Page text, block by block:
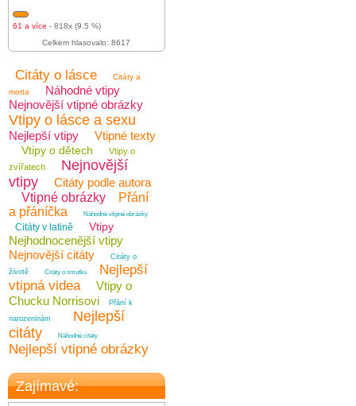
61 a více - 818x (9.5 %)
Celkem hlasovalo: 8617
Citáty o lásce
Citáty a
motta
Náhodné vtipy
Nejnovější vtipné obrázky
Vtipy o lásce a sexu
Nejlepší vtipy Vtipné texty
Vtipy o dětech
Vtipy o
zvířatech
Nejnovější
vtipy
Citáty podle autora
Vtipné obrázky
Přání
a přáníčka
Náhodné vtipné obrázky
Citáty v latině Vtipy
Nejhodnocenější vtipy
Nejnovější citáty
Citáty o
životě
Citáty o smutku
Nejlepší
vtipná videa
Vtipy o
Chucku Norrisovi
Přání k
narozeninám
Nejlepší
citáty
Náhodné citáty
Nejlepší vtipné obrázky
Zajímavé: